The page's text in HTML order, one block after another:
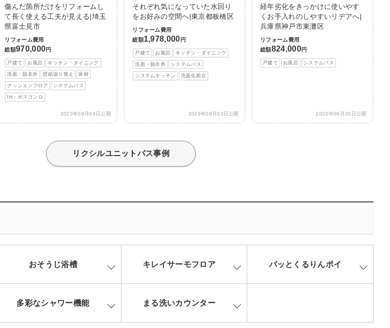
傷んだ箇所だけをリフォームし
て長く使える工夫が見える|埼玉
県富士見市
リフォーム費用
総額970,000円
戸建て お風呂 キッチン・ダイニング
洗面・脱衣所 壁紙張り替え 床材
クッションフロア システムバス
IH・ガスコンロ
2023年09月04日公開
それぞれ気になっていた水回り
をお好みの空間へ|東京都板橋区
リフォーム費用
総額1,978,000 円
戸建て お風呂 キッチン・ダイニング
洗面・脱衣所 システムバス
システムキッチン 洗面化粧台
2023年08月03日公開
経年劣化をきっかけに使いやす
くお手入れのしやすいリデアへ|
兵庫県神戸市東灘区
リフォーム費用
総額824,000円
戸建て お風呂 システムバス
2023年06月20日公開
リクシルユニットバス事例
おそうじ浴槽 キレイサーモフロア パッとくるりんポイ
多彩なシャワー機能 まる洗いカウンター